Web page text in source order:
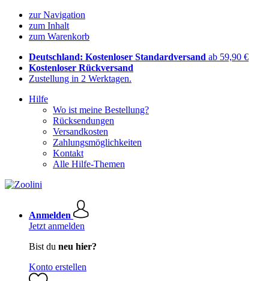
zur Navigation
zum Inhalt
zum Warenkorb
Deutschland: Kostenloser Standardversand ab 59,90 €
Kostenloser Rückversand
Zustellung in 2 Werktagen.
Hilfe
Wo ist meine Bestellung?
Rücksendungen
Versandkosten
Zahlungsmöglichkeiten
Kontakt
Alle Hilfe-Themen
Anmelden
Jetzt anmelden
Bist du neu hier?
Konto erstellen